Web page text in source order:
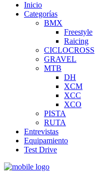
Inicio
Categorías
BMX
Freestyle
Raicing
CICLOCROSS
GRAVEL
MTB
DH
XCM
XCC
XCO
PISTA
RUTA
Entrevistas
Equipamiento
Test Drive